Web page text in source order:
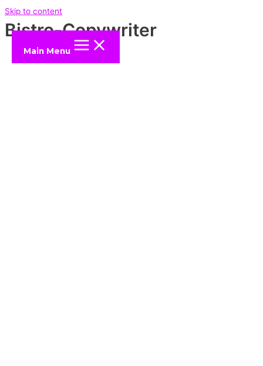
Skip to content
Main Menu
Bistro-Copywriter
Közzétéve: